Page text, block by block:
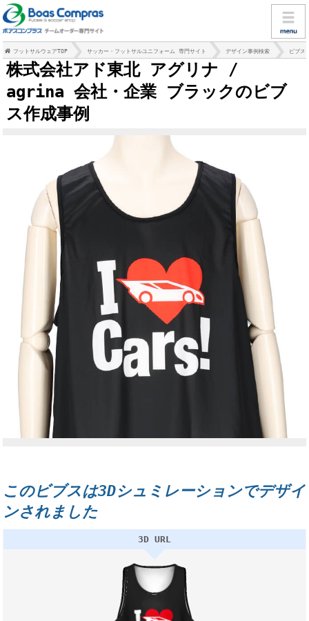
フットサルウェアTOP サッカー・フットサルユニフォーム 専門サイト デザイン事例検索 ビブス
株式会社アド東北 アグリナ /
agrina 会社・企業 ブラックのビブ
ス作成事例
このビブスは3Dシュミレーションでデザイ
ンされました
3D URL